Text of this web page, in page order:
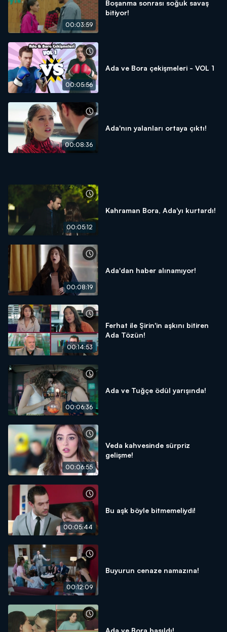
00:03:59
Boşanma sonrası soğuk savaş
bitiyor!
00:05:56
Ada ve Bora çekişmeleri - VOL 1
00:08:36
Ada'nın yalanları ortaya çıktı!
00:05:12
Kahraman Bora, Ada'yı kurtardı!
00:08:19
Ada'dan haber alınamıyor!
00:14:53
Ferhat ile Şirin'in aşkını bitiren
Ada Tözün!
00:06:36
Ada ve Tuğçe ödül yarışında!
00:06:55
Veda kahvesinde sürpriz
gelişme!
00:05:44
Bu aşk böyle bitmemeliydi!
00:12:09
Buyurun cenaze namazına!
Ada ve Bora basıldı!